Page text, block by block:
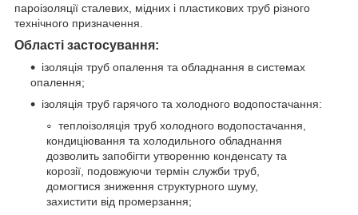
пароізоляції сталевих, мідних і пластикових труб різного
технічного призначення.
Області застосування:
ізоляція труб опалення та обладнання в системах
опалення;
ізоляція труб гарячого та холодного водопостачання:
теплоізоляція труб холодного водопостачання,
кондиціювання та холодильного обладнання
дозволить запобігти утворенню конденсату та
корозії, подовжуючи термін служби труб,
домогтися зниження структурного шуму,
захистити від промерзання;